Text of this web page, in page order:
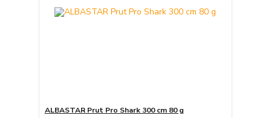
ALBASTAR Prut Pro Shark 300 cm 80 g